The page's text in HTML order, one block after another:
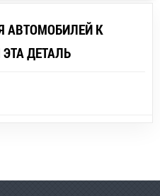
АВТОМОБИЛЕЙ К
ДЕТАЛЬ